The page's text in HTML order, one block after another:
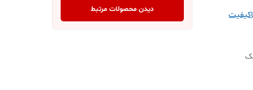
دیدن محصولات مرتبط